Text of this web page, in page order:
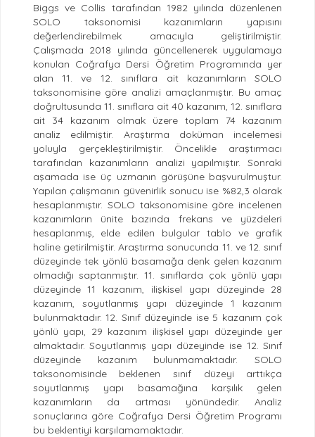
Biggs ve Collis tarafından 1982 yılında düzenlenen
SOLO taksonomisi kazanımların yapısını
değerlendirebilmek amacıyla geliştirilmiştir.
Çalışmada 2018 yılında güncellenerek uygulamaya
konulan Coğrafya Dersi Öğretim Programında yer
alan 11. ve 12. sınıflara ait kazanımların SOLO
taksonomisine göre analizi amaçlanmıştır. Bu amaç
doğrultusunda 11. sınıflara ait 40 kazanım, 12. sınıflara
ait 34 kazanım olmak üzere toplam 74 kazanım
analiz edilmiştir. Araştırma doküman incelemesi
yoluyla gerçekleştirilmiştir. Öncelikle araştırmacı
tarafından kazanımların analizi yapılmıştır. Sonraki
aşamada ise üç uzmanın görüşüne başvurulmuştur.
Yapılan çalışmanın güvenirlik sonucu ise %82,3 olarak
hesaplanmıştır. SOLO taksonomisine göre incelenen
kazanımların ünite bazında frekans ve yüzdeleri
hesaplanmış, elde edilen bulgular tablo ve grafik
haline getirilmiştir. Araştırma sonucunda 11. ve 12. sınıf
düzeyinde tek yönlü basamağa denk gelen kazanım
olmadığı saptanmıştır. 11. sınıflarda çok yönlü yapı
düzeyinde 11 kazanım, ilişkisel yapı düzeyinde 28
kazanım, soyutlanmış yapı düzeyinde 1 kazanım
bulunmaktadır. 12. Sınıf düzeyinde ise 5 kazanım çok
yönlü yapı, 29 kazanım ilişkisel yapı düzeyinde yer
almaktadır. Soyutlanmış yapı düzeyinde ise 12. Sınıf
düzeyinde kazanım bulunmamaktadır. SOLO
taksonomisinde beklenen sınıf düzeyi arttıkça
soyutlanmış yapı basamağına karşılık gelen
kazanımların da artması yönündedir. Analiz
sonuçlarına göre Coğrafya Dersi Öğretim Programı
bu beklentiyi karşılamamaktadır.